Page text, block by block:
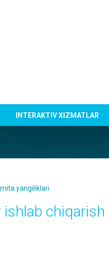
INTERAKTIV XIZMATLAR
yangiliklari
ishlab